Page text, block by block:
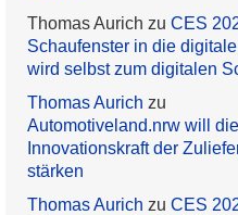
Thomas Aurich zu CES
Schaufenster in die
wird selbst zum digitalen
Thomas Aurich zu
Automotiveland.nrw will die
Innovationskraft der
stärken
Thomas Aurich zu CES